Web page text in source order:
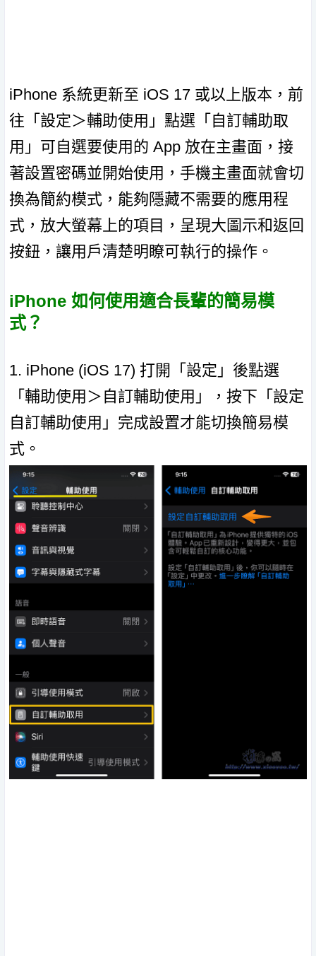
iPhone 系統更新至 iOS 17 或以上版本，前
往「設定＞輔助使用」點選「自訂輔助取
用」可自選要使用的 App 放在主畫面，接
著設置密碼並開始使用，手機主畫面就會切
換為簡約模式，能夠隱藏不需要的應用程
式，放大螢幕上的項目，呈現大圖示和返回
按鈕，讓用戶清楚明瞭可執行的操作。
iPhone 如何使用適合長輩的簡易模
式？
1. iPhone (iOS 17) 打開「設定」後點選
「輔助使用＞自訂輔助使用」，按下「設定
自訂輔助使用」完成設置才能切換簡易模
式。